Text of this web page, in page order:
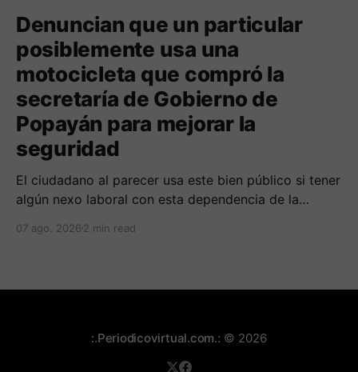
Denuncian que un particular
posiblemente usa una
motocicleta que compró la
secretaría de Gobierno de
Popayán para mejorar la
seguridad
El ciudadano al parecer usa este bien público si tener
algún nexo laboral con esta dependencia de la
municipales frente al tema.
07 ago. 2026 2 min read
:.Periodicovirtual.com.: © 2026